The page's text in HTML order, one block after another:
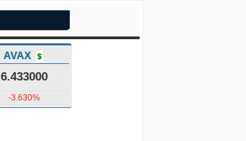
AVAX $
6.433000
-3.630%